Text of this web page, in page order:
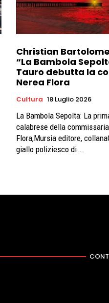
Christian
“La Bambola
Tauro debutta la
Nerea Flora
Cultura 18 Luglio 2026
La Bambola Sepolta: La
calabrese della
Flora,Mursia editore,
giallo poliziesco di...